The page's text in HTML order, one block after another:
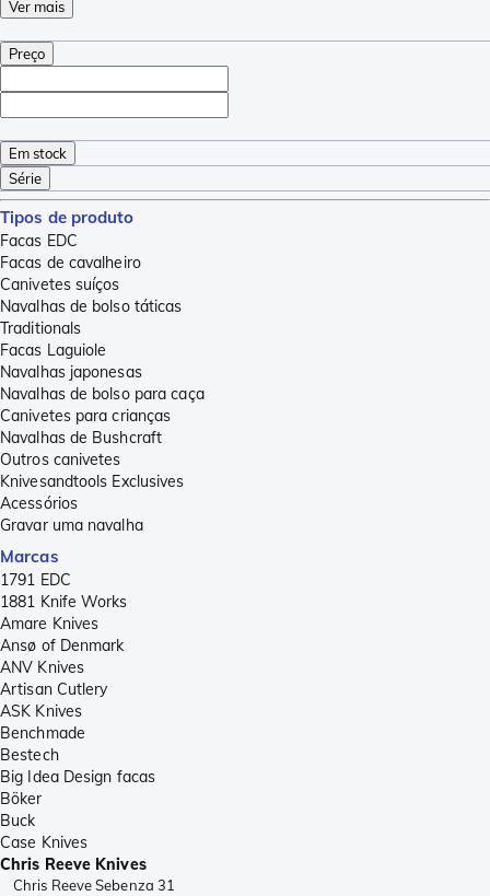
Ver mais
Preço
Em stock
Série
Tipos de produto
Facas EDC
Facas de cavalheiro
Canivetes suíços
Navalhas de bolso táticas
Traditionals
Facas Laguiole
Navalhas japonesas
Navalhas de bolso para caça
Canivetes para crianças
Navalhas de Bushcraft
Outros canivetes
Knivesandtools Exclusives
Acessórios
Gravar uma navalha
Marcas
1791 EDC
1881 Knife Works
Amare Knives
Ansø of Denmark
ANV Knives
Artisan Cutlery
ASK Knives
Benchmade
Bestech
Big Idea Design facas
Böker
Buck
Case Knives
Chris Reeve Knives
Chris Reeve Sebenza 31